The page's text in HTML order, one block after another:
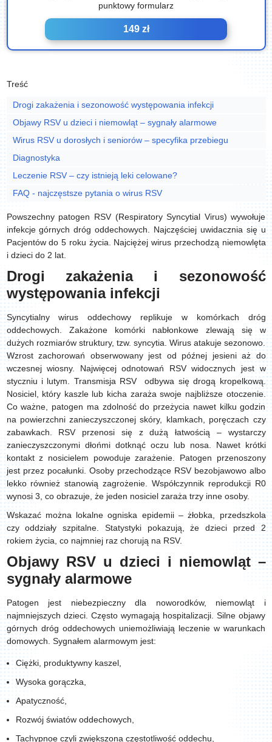
punktowy formularz
149 zł
Treść
Drogi zakażenia i sezonowość występowania infekcji
Objawy RSV u dzieci i niemowląt – sygnały alarmowe
Wirus RSV u dorosłych i seniorów – specyfika przebiegu
Diagnostyka
Leczenie RSV – czy istnieją leki celowane?
FAQ - najczęstsze pytania o wirus RSV
Powszechny patogen RSV (Respiratory Syncytial Virus) wywołuje
infekcje górnych dróg oddechowych. Najczęściej uwidacznia się u
Pacjentów do 5 roku życia. Najciężej wirus przechodzą niemowlęta
i dzieci do 2 lat.
Drogi zakażenia i sezonowość
występowania infekcji
Syncytialny wirus oddechowy replikuje w komórkach dróg
oddechowych. Zakażone komórki nabłonkowe zlewają się w
dużych rozmiarów struktury, tzw. syncytia. Wirus atakuje sezonowo.
Wzrost zachorowań obserwowany jest od późnej jesieni aż do
wczesnej wiosny. Najwięcej odnotowań RSV widocznych jest w
styczniu i lutym. Transmisja RSV odbywa się drogą kropelkową.
Nosiciel, który kaszle lub kicha zaraża swoje najbliższe otoczenie.
Co ważne, patogen ma zdolność do przeżycia nawet kilku godzin
na powierzchni zanieczyszczonej skóry, klamkach, poręczach czy
zabawkach. RSV przenosi się z dużą łatwością – wystarczy
zanieczyszczonymi dłońmi dotknąć oczu lub nosa. Nawet krótki
kontakt z nosicielem powoduje zarażenie. Patogen przenoszony
jest przez pocałunki. Osoby przechodzące RSV bezobjawowo albo
lekko również stanowią zagrożenie. Współczynnik reprodukcji R0
wynosi 3, co obrazuje, że jeden nosiciel zaraża trzy inne osoby.
Wskazać można lokalne ogniska epidemii – żłobka, przedszkola
czy oddziały szpitalne. Statystyki pokazują, że dzieci przed 2
rokiem życia, co najmniej raz chorują na RSV.
Objawy RSV u dzieci i niemowląt –
sygnały alarmowe
Patogen jest niebezpieczny dla noworodków, niemowląt i
najmniejszych dzieci. Często wymagają hospitalizacji. Silne objawy
górnych dróg oddechowych uniemożliwiają leczenie w warunkach
domowych. Sygnałem alarmowym jest:
Ciężki, produktywny kaszel,
Wysoka gorączka,
Apatyczność,
Rozwój światów oddechowych,
Tachypnoe czyli zwiększona częstotliwość oddechu,